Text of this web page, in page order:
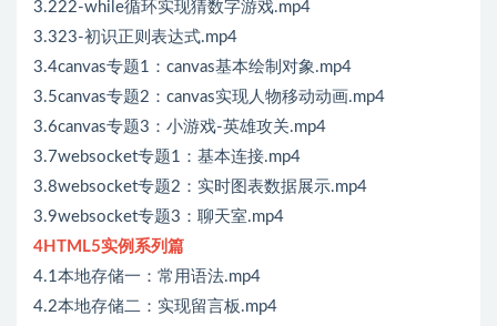
3.222-while循环实现猜数字游戏.mp4
3.323-初识正则表达式.mp4
3.4canvas专题1：canvas基本绘制对象.mp4
3.5canvas专题2：canvas实现人物移动动画.mp4
3.6canvas专题3：小游戏-英雄攻关.mp4
3.7websocket专题1：基本连接.mp4
3.8websocket专题2：实时图表数据展示.mp4
3.9websocket专题3：聊天室.mp4
4HTML5实例系列篇
4.1本地存储一：常用语法.mp4
4.2本地存储二：实现留言板.mp4